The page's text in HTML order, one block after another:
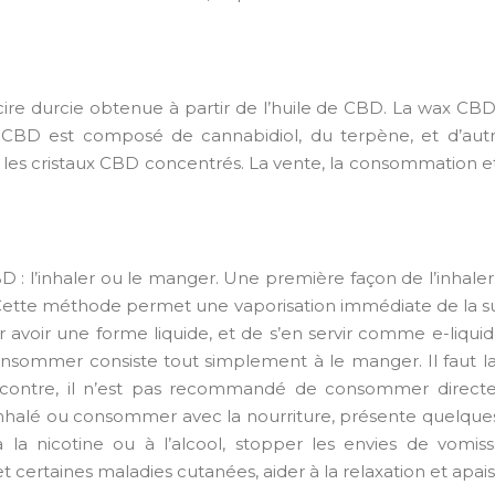
durcie obtenue à partir de l’huile de CBD. La wax
est composé de cannabidiol, du terpène, et
cristaux CBD concentrés. La vente, la consommation
: l’inhaler ou le manger. Une première façon de
méthode permet une vaporisation immédiate de la
une forme liquide, et de s’en servir comme e-
consiste tout simplement à le manger. Il faut
il n’est pas recommandé de consommer
ou consommer avec la nourriture, présente
nicotine ou à l’alcool, stopper les envies de
certaines maladies cutanées, aider à la relaxation et